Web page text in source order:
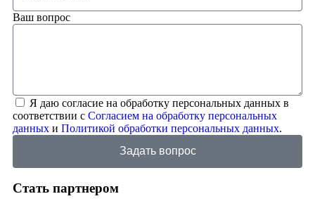
Ваш вопрос
Я даю согласие на обработку персональных данных в
соответствии с Согласием на обработку персональных
данных и Политикой обработки персональных данных.
Задать вопрос
Стать партнером